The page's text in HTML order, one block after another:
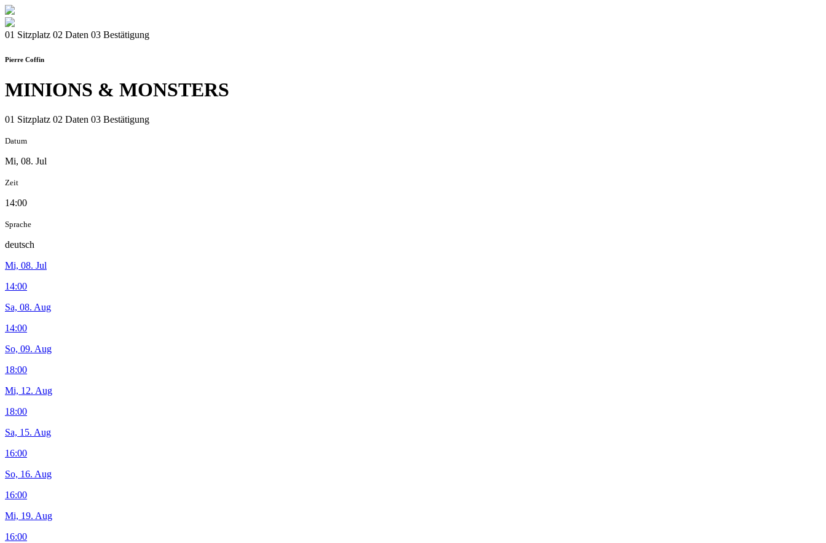
01 Sitzplatz 02 Daten 03 Bestätigung
Pierre Coffin
MINIONS & MONSTERS
01 Sitzplatz 02 Daten 03 Bestätigung
Datum
Mi, 08. Jul
Zeit
14:00
Sprache
deutsch
Mi, 08. Jul
14:00
Sa, 08. Aug
14:00
So, 09. Aug
18:00
Mi, 12. Aug
18:00
Sa, 15. Aug
16:00
So, 16. Aug
16:00
Mi, 19. Aug
16:00